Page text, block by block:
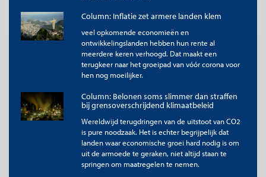
Column: Inflatie zet armere landen klem
veel opkomende economieën en
ontwikkelingslanden hebben hun rente al
meerdere keren verhoogd. Dat maakt een
terugkeer naar het groeipad van vóór corona voor
hen nog moeilijker.
Column: Belonen soms slimmer dan straffen
bij grensoverschrijdend klimaatbeleid
Wereldwijd terugdringen van de uitstoot van CO2
is pure noodzaak. Het is echter begrijpelijk dat
landen waar economische groei hard nodig is om
uit de armoede te geraken, niet altijd staan te
springen om maatregelen te nemen.